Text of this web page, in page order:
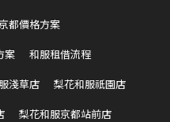
京都價格方案
案
和服租借流程
淺草店
梨花和服祇園店
梨花和服京都站前店